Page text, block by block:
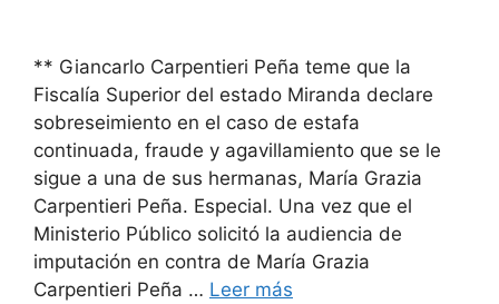
** Giancarlo Carpentieri Peña teme que la
Fiscalía Superior del estado Miranda declare
sobreseimiento en el caso de estafa
continuada, fraude y agavillamiento que se le
sigue a una de sus hermanas, María Grazia
Carpentieri Peña. Especial. Una vez que el
Ministerio Público solicitó la audiencia de
imputación en contra de María Grazia
Carpentieri Peña … Leer más